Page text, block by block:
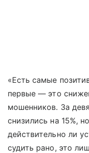
«Есть самые
первые — это
мошенников. За
снизились на 15%,
действительно ли
судить рано, это